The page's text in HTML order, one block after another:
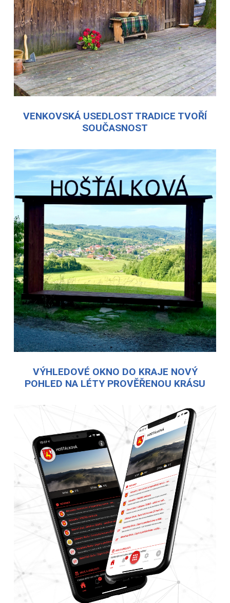
VENKOVSKÁ USEDLOST TRADICE TVOŘÍ
SOUČASNOST
VÝHLEDOVÉ OKNO DO KRAJE NOVÝ
POHLED NA LÉTY PROVĚŘENOU KRÁSU